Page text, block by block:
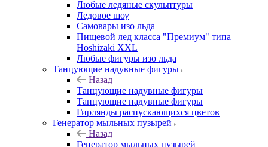
Любые ледяные скульптуры
Ледовое шоу
Самовары изо льда
Пищевой лед класса "Премиум" типа
Hoshizaki XXL
Любые фигуры изо льда
Танцующие надувные фигуры
Назад
Танцующие надувные фигуры
Танцующие надувные фигуры
Гирлянды распускающихся цветов
Генератор мыльных пузырей
Назад
Генератор мыльных пузырей